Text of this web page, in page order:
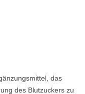
das
des Blutzuckers zu